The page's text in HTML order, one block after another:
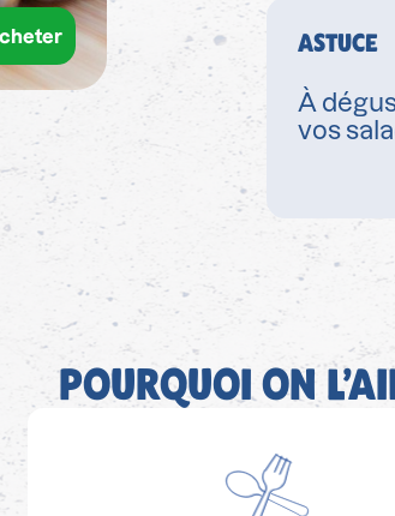
ASTUCE
À
vos
POURQUOI ON